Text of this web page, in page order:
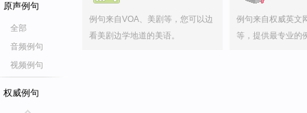
原声例句
全部
音频例句
视频例句
权威例句
例句来自VOA、美剧等，您可以边
看美剧边学地道的美语。
例句来自权威英文
等，提供最专业的